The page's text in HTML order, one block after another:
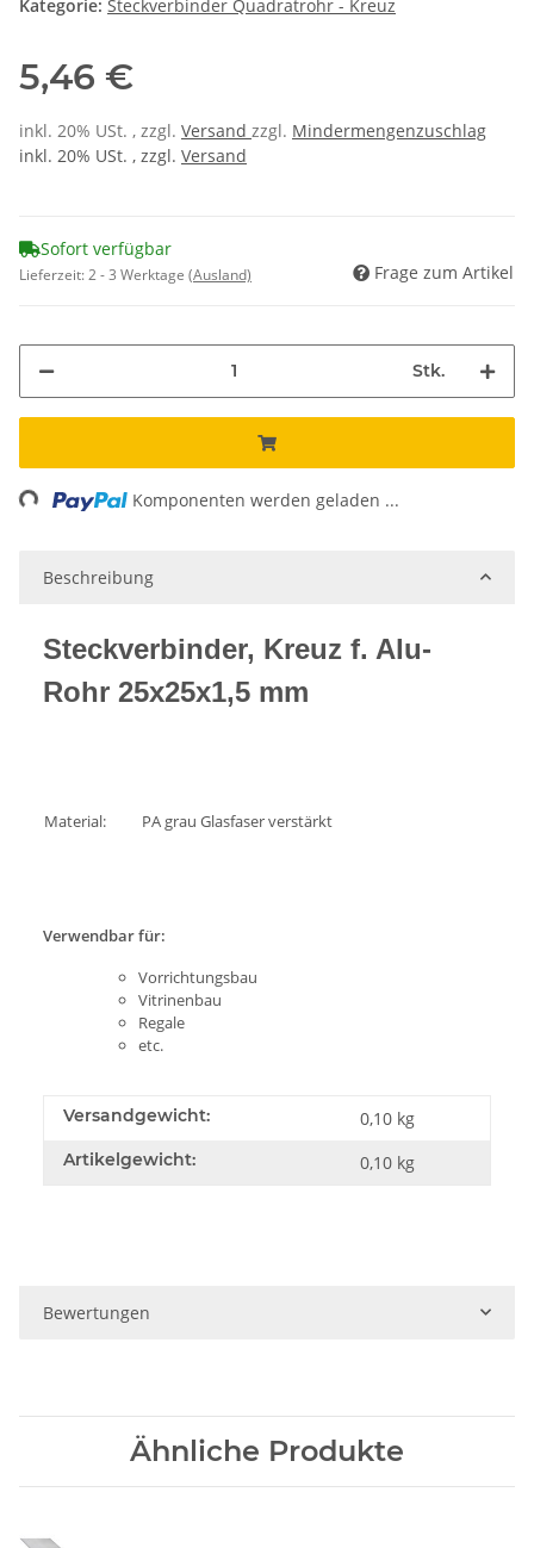
Kategorie: Steckverbinder Quadratrohr - Kreuz
5,46 €
inkl. 20% USt. , zzgl. Versand zzgl. Mindermengenzuschlag
inkl. 20% USt. , zzgl. Versand
Sofort verfügbar
Lieferzeit:2 - 3 Werktage (Ausland) Frage zum Artikel
Stk.
Komponenten werden geladen ...
Beschreibung
Steckverbinder, Kreuz f. Alu-
Rohr 25x25x1,5 mm
Material: PA grau Glasfaser verstärkt
Verwendbar für:
Vorrichtungsbau
Vitrinenbau
Regale
etc.
Versandgewicht: 0,10 kg
Artikelgewicht: 0,10 kg
Bewertungen
Ähnliche Produkte